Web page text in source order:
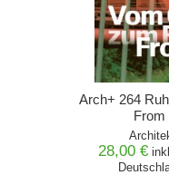
Arch+ 264
From
28,00 €